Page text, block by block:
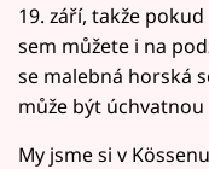
19. září, takže
sem můžete i na
se malebná horská
může být
My jsme si v